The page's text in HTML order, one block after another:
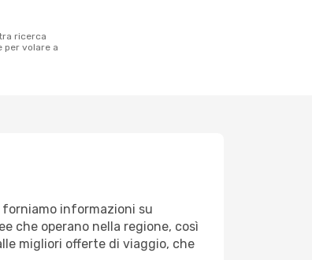
per volare a
forniamo informazioni su
che operano nella regione, così
migliori offerte di viaggio, che